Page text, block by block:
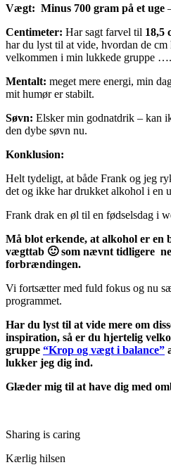
Vægt: Minus 700 gram på et uge
Centimeter: Har sagt farvel til 18,5
har du lyst til at vide, hvordan de cm
velkommen i min lukkede gruppe ….
Mentalt: meget mere energi, min
mit humør er stabilt.
Søvn: Elsker min godnatdrik – kan
den dybe søvn nu.
Konklusion:
Helt tydeligt, at både Frank og jeg
det og ikke har drukket alkohol i en
Frank drak en øl til en fødselsdag i
Må blot erkende, at alkohol er en
vægttab 🙂 som nævnt tidligere
forbrændingen.
Vi fortsætter med fuld fokus og nu
programmet.
Har du lyst til at vide mere om
inspiration, så er du hjertelig
gruppe “Krop og vægt i balance”
lukker jeg dig ind.
Glæder mig til at have dig med
Sharing is caring
Kærlig hilsen